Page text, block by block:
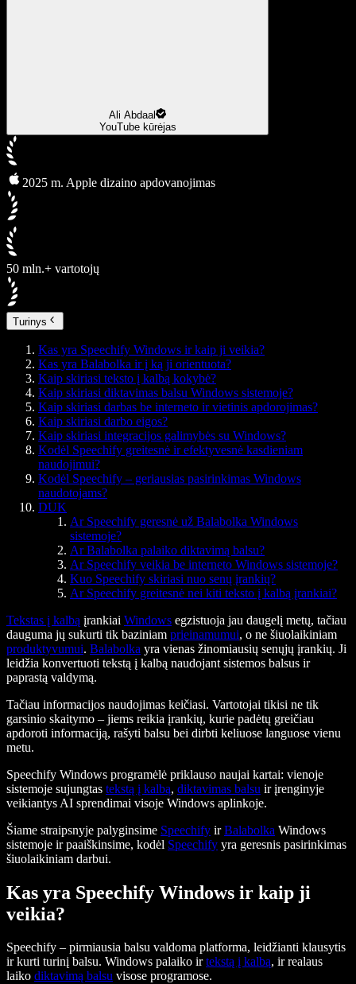
Ali Abdaal
YouTube kūrėjas
2025 m. Apple dizaino apdovanojimas
50 mln.+ vartotojų
Turinys
Kas yra Speechify Windows ir kaip ji veikia?
Kas yra Balabolka ir į ką ji orientuota?
Kaip skiriasi teksto į kalbą kokybė?
Kaip skiriasi diktavimas balsu Windows sistemoje?
Kaip skiriasi darbas be interneto ir vietinis apdorojimas?
Kaip skiriasi darbo eigos?
Kaip skiriasi integracijos galimybės su Windows?
Kodėl Speechify greitesnė ir efektyvesnė kasdieniam
naudojimui?
Kodėl Speechify – geriausias pasirinkimas Windows
naudotojams?
DUK
Ar Speechify geresnė už Balabolka Windows
sistemoje?
Ar Balabolka palaiko diktavimą balsu?
Ar Speechify veikia be interneto Windows sistemoje?
Kuo Speechify skiriasi nuo senų įrankių?
Ar Speechify greitesnė nei kiti teksto į kalbą įrankiai?
Tekstas į kalbą įrankiai Windows egzistuoja jau daugelį metų, tačiau
dauguma jų sukurti tik baziniam prieinamumui, o ne šiuolaikiniam
produktyvumui. Balabolka yra vienas žinomiausių senųjų įrankių. Ji
leidžia konvertuoti tekstą į kalbą naudojant sistemos balsus ir
paprastą valdymą.
Tačiau informacijos naudojimas keičiasi. Vartotojai tikisi ne tik
garsinio skaitymo – jiems reikia įrankių, kurie padėtų greičiau
apdoroti informaciją, rašyti balsu bei dirbti keliuose languose vienu
metu.
Speechify Windows programėlė priklauso naujai kartai: vienoje
sistemoje sujungtas tekstą į kalbą, diktavimas balsu ir įrenginyje
veikiantys AI sprendimai visoje Windows aplinkoje.
Šiame straipsnyje palyginsime Speechify irBalabolka Windows
sistemoje ir paaiškinsime, kodėl Speechify yra geresnis pasirinkimas
šiuolaikiniam darbui.
Kas yra Speechify Windows ir kaip ji
veikia?
Speechify – pirmiausia balsu valdoma platforma, leidžianti klausytis
ir kurti turinį balsu. Windows palaiko irtekstą į kalbą, ir realaus
laiko diktavimą balsu visose programose.